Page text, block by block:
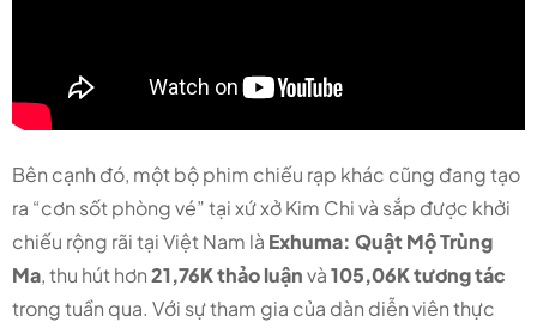
Bên cạnh đó, một bộ phim chiếu rạp khác cũng đang tạo
ra “cơn sốt phòng vé” tại xứ xở Kim Chi và sắp được khởi
chiếu rộng rãi tại Việt Nam là Exhuma: Quật Mộ Trùng
Ma, thu hút hơn21,76K thảo luậnvà105,06K tương tác
trong tuần qua. Với sự tham gia của dàn diễn viên thực